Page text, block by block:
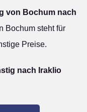
von Bochum nach
Bochum steht für
Preise.
nach Iraklio